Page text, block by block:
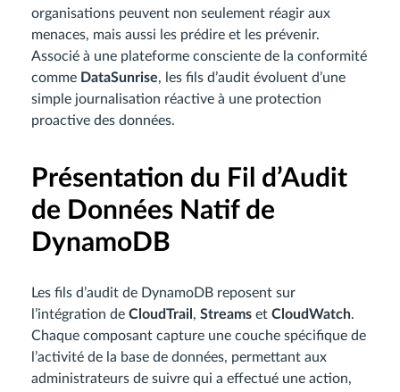
organisations peuvent non seulement réagir aux
menaces, mais aussi les prédire et les prévenir.
Associé à une plateforme consciente de la conformité
comme DataSunrise, les fils d’audit évoluent d’une
simple journalisation réactive à une protection
proactive des données.
Présentation du Fil d’Audit
de Données Natif de
DynamoDB
Les fils d’audit de DynamoDB reposent sur
l’intégration de CloudTrail , Streams et CloudWatch.
Chaque composant capture une couche spécifique de
l’activité de la base de données, permettant aux
administrateurs de suivre qui a effectué une action,